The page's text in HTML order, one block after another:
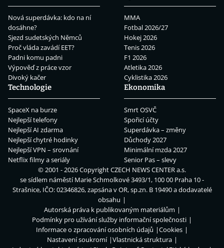
Nová superdávka: kdo na ní
dosáhne?
Sjezd sudetských Němců
Proč vláda zavádí EET?
Padni komu padni
Výpověď z práce vzor
Divoký kačer
MMA
Fotbal 2026/27
Hokej 2026
Tenis 2026
F1 2026
Atletika 2026
Cyklistika 2026
Technologie
SpaceX na burze
Nejlepší telefony
Nejlepší AI zdarma
Nejlepší chytré hodinky
Nejlepší VPN – srovnání
Netflix filmy a seriály
Ekonomika
Smrt OSVČ
Spořicí účty
Superdávka – změny
Důchody 2027
Minimální mzda 2027
Senior Pas – slevy
© 2001 - 2026 CopyrightCZECH NEWS CENTER a.s.
se sídlem náměstí Marie Schmolkové 3493/1, 100 00 Praha 10 -
Strašnice, IČO: 02346826, zapsána v OR, sp.zn. B 19490 a dodavatelé
obsahu
Autorská práva k publikovaným materiálům
Podmínky pro užívání služby informační společnosti
Informace o zpracování osobních údajů
Cookies
Nastavení soukromí
Vlastnická struktura